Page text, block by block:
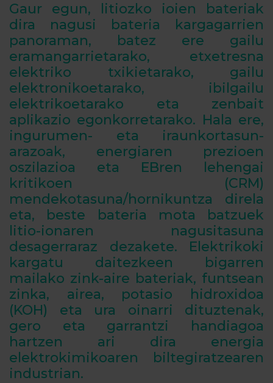
Gaur egun, litiozko ioien bateriak
dira nagusi bateria kargagarrien
panoraman, batez ere gailu
eramangarrietarako, etxetresna
elektriko txikietarako, gailu
elektronikoetarako, ibilgailu
elektrikoetarako eta zenbait
aplikazio egonkorretarako. Hala ere,
ingurumen- eta iraunkortasun-
arazoak, energiaren prezioen
oszilazioa eta EBren lehengai
kritikoen (CRM)
mendekotasuna/hornikuntza direla
eta, beste bateria mota batzuek
litio-ionaren nagusitasuna
desagerraraz dezakete. Elektrikoki
kargatu daitezkeen bigarren
mailako zink-aire bateriak, funtsean
zinka, airea, potasio hidroxidoa
(KOH) eta ura oinarri dituztenak,
gero eta garrantzi handiagoa
hartzen ari dira energia
elektrokimikoaren biltegiratzearen
industrian.